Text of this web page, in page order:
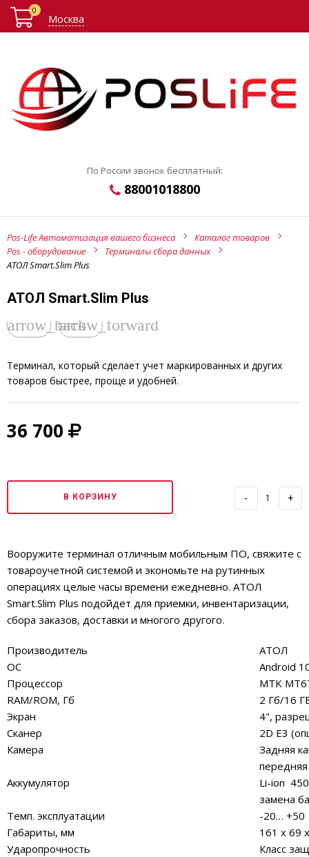
Москва
По России звонок бесплатный:
88001018800
0
Pos-Life Автоматизация вашего бизнеса
Каталог товаров
Pos - оборудование
Терминалы сбора данных
АТОЛ Smart.Slim Plus
АТОЛ Smart.Slim Plus
arrow_backarrow_forward
Терминал, который сделает учет маркированных и других
товаров быстрее, проще и удобней.
36 700
В КОРЗИНУ - +
Вооружите терминал отличным мобильным ПО, свяжите с
товароучетной системой и экономьте на рутинных
операциях целые часы времени ежедневно. АТОЛ
Smart.Slim Plus подойдет для приемки, инвентаризации,
сбора заказов, доставки и многого другого.
Производитель
АТОЛ
ОС
Android
Процессор
MTK
RAM/ROM, Гб
2 Гб/16
Экран
4",
Сканер
2D E3
Камера
Задняя
Аккумулятор
Li-ion
замена
Темп. эксплуатации
-20… +50
Габариты, мм
161 x 69
Ударопрочность
Класс